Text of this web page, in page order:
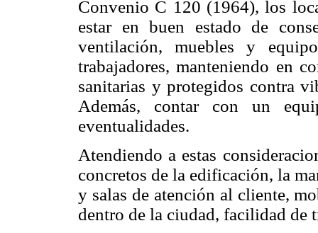
Convenio C 120 (1964), los
estar en buen estado de
ventilación, muebles y
trabajadores, manteniendo en
sanitarias y protegidos contra
Además, contar con un
eventualidades.
Atendiendo a estas
concretos de la edificación, la
y salas de atención al cliente,
dentro de la ciudad, facilidad de